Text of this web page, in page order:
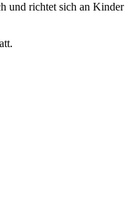
und richtet sich an Kinder